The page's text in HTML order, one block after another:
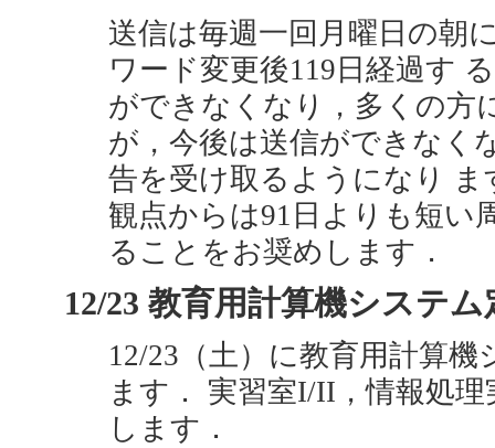
送信は毎週一回月曜日の朝
ワード変更後119日経過す
ができなくなり，多くの方
が，今後は送信ができなく
告を受け取るようになり
観点からは91日よりも短い
ることをお奨めします．
12/23 教育用計算機システ
12/23（土）に教育用計算
ます． 実習室I/II，情報処
します．